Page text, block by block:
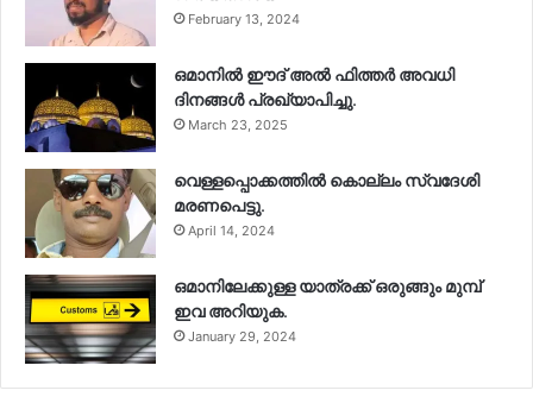
February 13, 2024
ഒമാനിൽ ഈദ് അൽ ഫിത്തർ അവധി
ദിനങ്ങൾ പ്രഖ്യാപിച്ചു.
March 23, 2025
വെള്ളപ്പൊക്കത്തിൽ കൊല്ലം സ്വദേശി
മരണപെട്ടു.
April 14, 2024
ഒമാനിലേക്കുള്ള യാത്രക്ക് ഒരുങ്ങും മുമ്പ്
ഇവ അറിയുക.
January 29, 2024